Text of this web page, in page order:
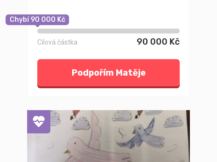
Chybí 90 000 Kč
Cílová částka 90 000 Kč
Podpořím Matěje